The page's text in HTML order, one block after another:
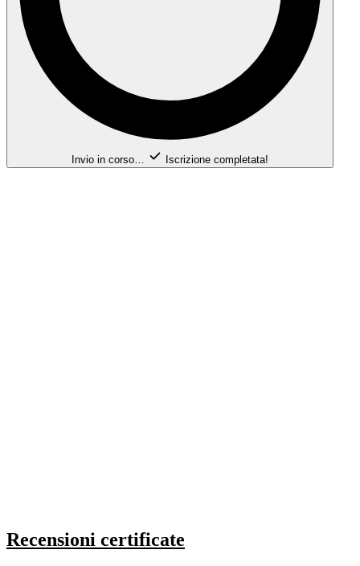
Invio in corso… Iscrizione completata!
Recensioni certificate